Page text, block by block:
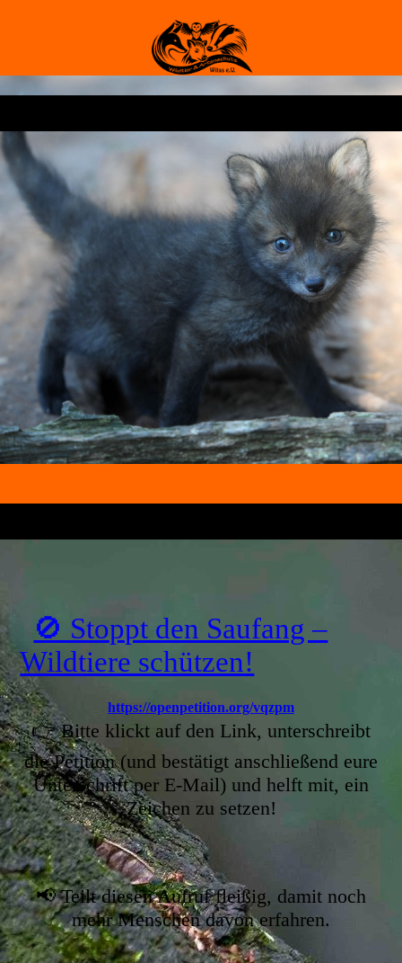
🚫 Stoppt den Saufang –
Wildtiere schützen!
https://openpetition.org/vqzpm
👉 Bitte klickt auf den Link, unterschreibt
die Petition (und bestätigt anschließend eure
Unterschrift per E-Mail) und helft mit, ein
Zeichen zu setzen!
📢 Teilt diesen Aufruf fleißig, damit noch
mehr Menschen davon erfahren.